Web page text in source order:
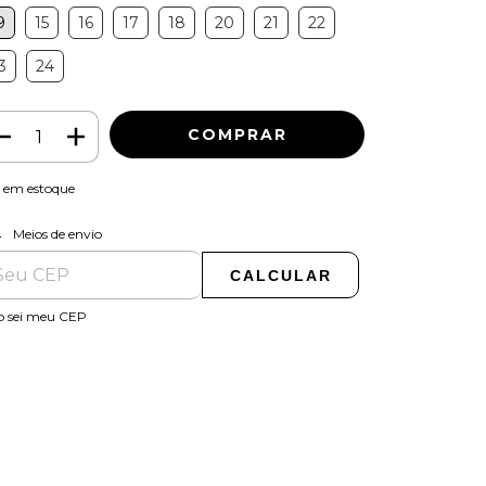
15 16 17 18 20 21 22
24
em estoque
para o CEP:
Meios de envio
CALCULAR
sei meu CEP